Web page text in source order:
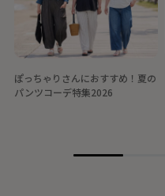
ぽっちゃりさんにおすすめ！夏の
パンツコーデ特集2026